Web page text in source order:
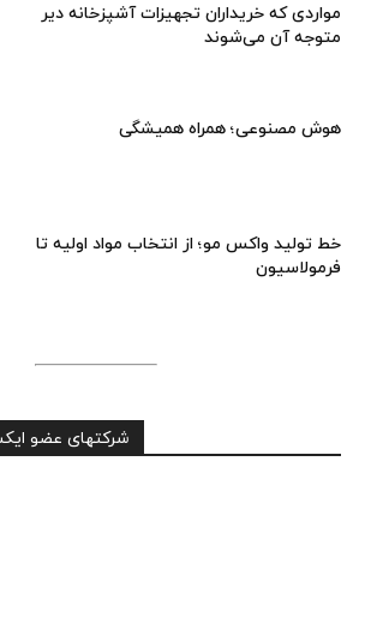
مواردی که خریداران تجهیزات آشپزخانه دیر
متوجه آن می‌شوند
هوش مصنوعی؛ همراه همیشگی
خط تولید واکس مو؛ از انتخاب مواد اولیه تا
فرمولاسیون
شرکتهای عضو